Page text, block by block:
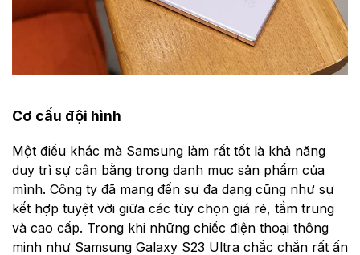
Cơ cấu đội hình
Một điều khác mà Samsung làm rất tốt là khả năng
duy trì sự cân bằng trong danh mục sản phẩm của
mình. Công ty đã mang đến sự đa dạng cũng như sự
kết hợp tuyệt vời giữa các tùy chọn giá rẻ, tầm trung
và cao cấp. Trong khi những chiếc điện thoại thông
minh như Samsung Galaxy S23 Ultra chắc chắn rất ấn